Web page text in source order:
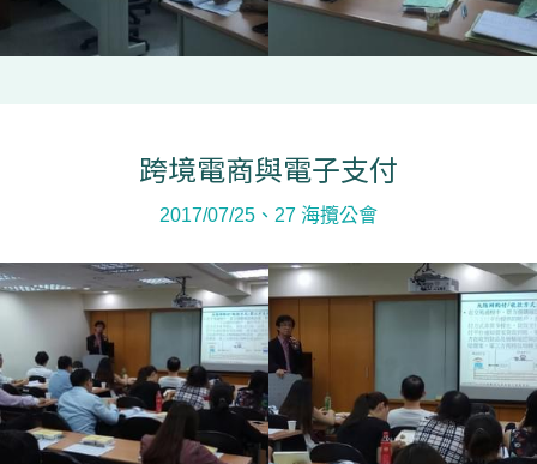
跨境電商與電子支付
2017/07/25、27 海攬公會